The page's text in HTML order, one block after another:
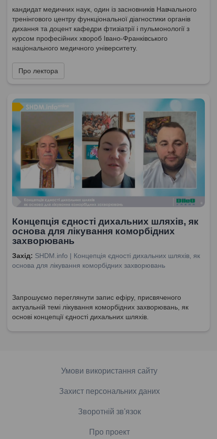
кандидат медичних наук, один із засновників Навчального
тренінгового центру функціональної діагностики органів
дихання та доцент кафедри фтизіатрії і пульмонології з
курсом професійних хвороб Івано-Франківського
національного медичного університету.
Про лектора
Концепція єдності дихальних шляхів, як
основа для лікування коморбідних
захворювань
Захід: SHDM.info | Концепція єдності дихальних шляхів, як
основа для лікування коморбідних захворювань
Запрошуємо переглянути запис ефіру, присвяченого
актуальній темі лікування коморбідних захворювань, як
основі концепції єдності дихальних шляхів.
Умови використання сайту
Захист персональних даних
Зворотній зв'язок
Про проект